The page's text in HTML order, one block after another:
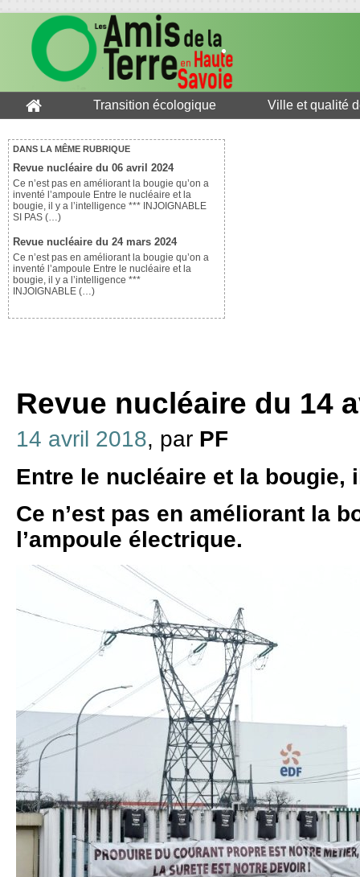
Transition écologique Ville et qualité
DANS LA MÊME RUBRIQUE
Revue nucléaire du 06 avril 2024
Ce n’est pas en améliorant la bougie qu’on a
inventé l’ampoule Entre le nucléaire et la
bougie, il y a l’intelligence *** INJOIGNABLE
SI PAS (…)
Revue nucléaire du 24 mars 2024
Ce n’est pas en améliorant la bougie qu’on a
inventé l’ampoule Entre le nucléaire et la
bougie, il y a l’intelligence ***
INJOIGNABLE (…)
Revue nucléaire du 14
14 avril 2018, par PF
Entre le nucléaire et la bougie,
Ce n’est pas en améliorant la
l’ampoule électrique.